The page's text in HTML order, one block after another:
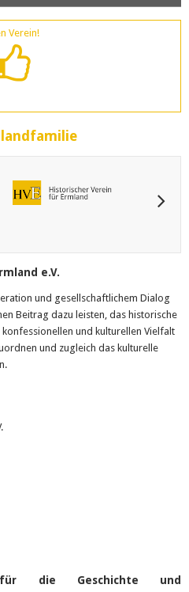
Verein!
e.V.
und gesellschaftlichem Dialog
Beitrag dazu leisten, das historische
und kulturellen Vielfalt
und zugleich das kulturelle
die Geschichte und